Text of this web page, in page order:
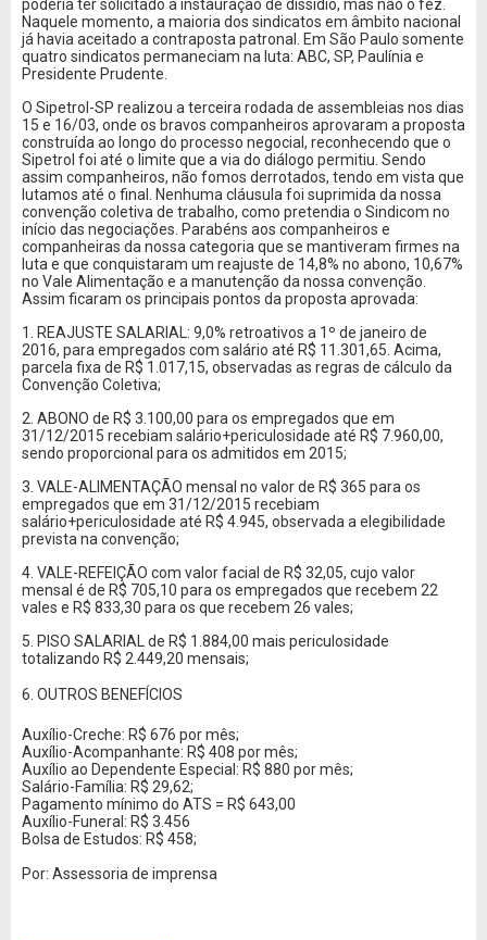
poderia ter solicitado a instauração de dissídio, mas não o fez.
Naquele momento, a maioria dos sindicatos em âmbito nacional
já havia aceitado a contraposta patronal. Em São Paulo somente
quatro sindicatos permaneciam na luta: ABC, SP, Paulínia e
Presidente Prudente.
O Sipetrol-SP realizou a terceira rodada de assembleias nos dias
15 e 16/03, onde os bravos companheiros aprovaram a proposta
construída ao longo do processo negocial, reconhecendo que o
Sipetrol foi até o limite que a via do diálogo permitiu. Sendo
assim companheiros, não fomos derrotados, tendo em vista que
lutamos até o final. Nenhuma cláusula foi suprimida da nossa
convenção coletiva de trabalho, como pretendia o Sindicom no
início das negociações. Parabéns aos companheiros e
companheiras da nossa categoria que se mantiveram firmes na
luta e que conquistaram um reajuste de 14,8% no abono, 10,67%
no Vale Alimentação e a manutenção da nossa convenção.
Assim ficaram os principais pontos da proposta aprovada:
1. REAJUSTE SALARIAL: 9,0% retroativos a 1º de janeiro de
2016, para empregados com salário até R$ 11.301,65. Acima,
parcela fixa de R$ 1.017,15, observadas as regras de cálculo da
Convenção Coletiva;
2. ABONO de R$ 3.100,00 para os empregados que em
31/12/2015 recebiam salário+periculosidade até R$ 7.960,00,
sendo proporcional para os admitidos em 2015;
3. VALE-ALIMENTAÇÃO mensal no valor de R$ 365 para os
empregados que em 31/12/2015 recebiam
salário+periculosidade até R$ 4.945, observada a elegibilidade
prevista na convenção;
4. VALE-REFEIÇÃO com valor facial de R$ 32,05, cujo valor
mensal é de R$ 705,10 para os empregados que recebem 22
vales e R$ 833,30 para os que recebem 26 vales;
5. PISO SALARIAL de R$ 1.884,00 mais periculosidade
totalizando R$ 2.449,20 mensais;
6. OUTROS BENEFÍCIOS 
Auxílio-Creche: R$ 676 por mês;
Auxílio-Acompanhante: R$ 408 por mês;
Auxílio ao Dependente Especial: R$ 880 por mês;
Salário-Família: R$ 29,62;
Pagamento mínimo do ATS = R$ 643,00
Auxílio-Funeral: R$ 3.456
Bolsa de Estudos: R$ 458;
Por: Assessoria de imprensa